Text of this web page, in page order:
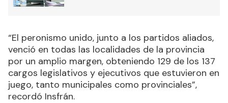
“El peronismo unido, junto a los partidos aliados,
venció en todas las localidades de la provincia
por un amplio margen, obteniendo 129 de los 137
cargos legislativos y ejecutivos que estuvieron en
juego, tanto municipales como provinciales”,
recordó Insfrán.